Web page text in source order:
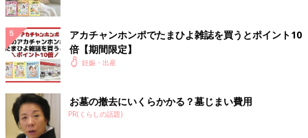
素材
◯布製（コットン・ナイロン・ポリエステルなど）
軽いものが多く丈夫ですが、布製なので汚れやすい面もありま
す。
◯ビニール製
汚れに強く防水機能もありますが、長く使っているとビニールが
劣化してくることがあります。
◯皮製（または合皮）
アカチャンホンポでたまひよ雑誌を買うとポイント10
倍【期間限定】
妊娠・出産
お墓の撤去にいくらかかる？墓じまい費用
PR(くらしの話題)